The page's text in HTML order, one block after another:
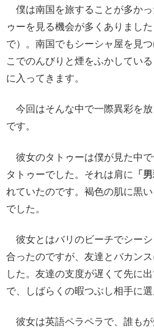
僕は南国を旅することが多かっ
ゥーを見る機会が多くありまし
で）。南国でもシーシャ屋を見
こでのんびりと煙をふかしてい
に入ってきます。
今回はそんな中で一際異彩を
です。
彼女のタトゥーは僕が見た中
タトゥーでした。それは肩に
「
れていたのです。褐色の肌に黒
でした。
彼女とはバリのビーチでシーシ
合ったのですが、友達とバカン
した。友達の支度が遅くて先に
で、しばらくの暇つぶし相手に
彼女は英語ペラペラで、誰も